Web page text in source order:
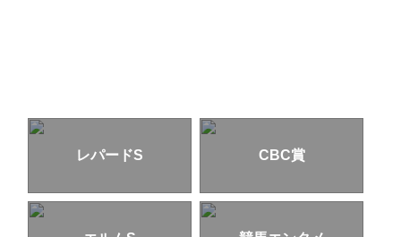
レパードS CBC賞